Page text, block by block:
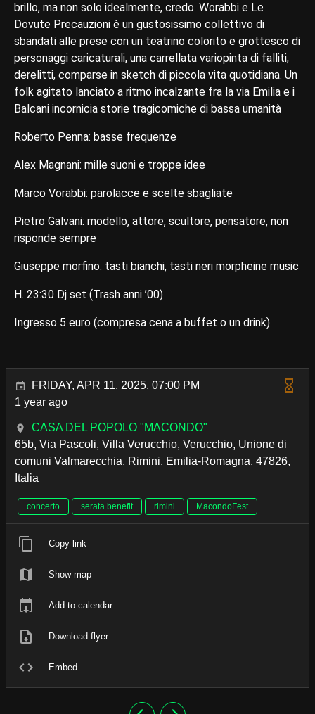
brillo, ma non solo idealmente, credo. Worabbi e Le
Dovute Precauzioni è un gustosissimo collettivo di
sbandati alle prese con un teatrino colorito e grottesco di
personaggi caricaturali, una carrellata variopinta di falliti,
derelitti, comparse in sketch di piccola vita quotidiana. Un
folk agitato lanciato a ritmo incalzante fra la via Emilia e i
Balcani incornicia storie tragicomiche di bassa umanità
Roberto Penna: basse frequenze
Alex Magnani: mille suoni e troppe idee
Marco Vorabbi: parolacce e scelte sbagliate
Pietro Galvani: modello, attore, scultore, pensatore, non
risponde sempre
Giuseppe morfino: tasti bianchi, tasti neri morpheine music
H. 23:30 Dj set (Trash anni ’00)
Ingresso 5 euro (compresa cena a buffet o un drink)
FRIDAY, APR 11, 2025, 07:00 PM
1 year ago
CASA DEL POPOLO "MACONDO"
65b, Via Pascoli, Villa Verucchio, Verucchio, Unione di
comuni Valmarecchia, Rimini, Emilia-Romagna, 47826,
Italia
concerto serata benefit rimini MacondoFest
Copy link
Show map
Add to calendar
Download flyer
Embed